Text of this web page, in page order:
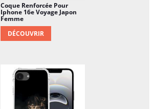
Coque Renforcée Pour
Iphone 16e Voyage Japon
Femme
DÉCOUVRIR